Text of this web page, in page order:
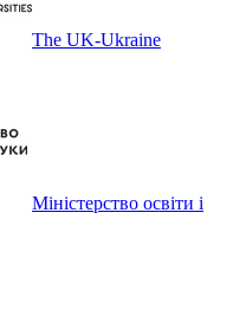
The UK-Ukraine
Міністерство освіти і